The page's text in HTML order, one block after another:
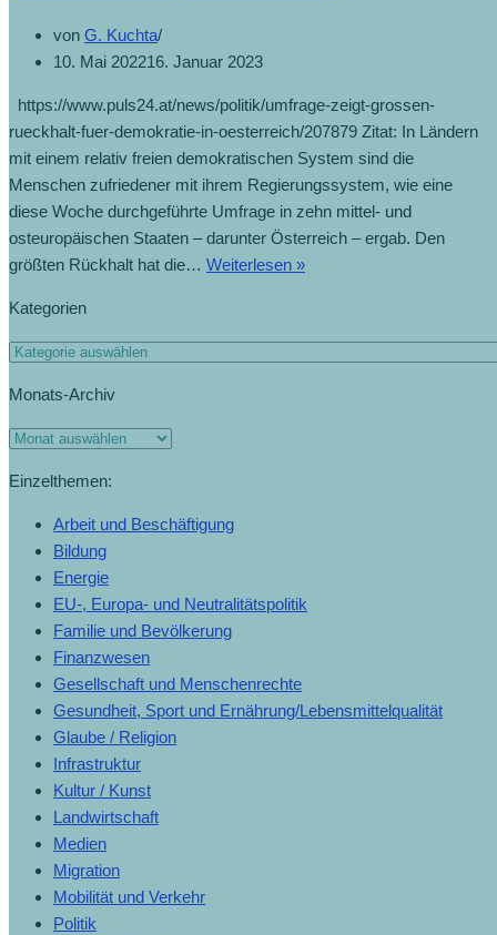
von G. Kuchta
10. Mai 202216. Januar 2023
https://www.puls24.at/news/politik/umfrage-zeigt-grossen-
rueckhalt-fuer-demokratie-in-oesterreich/207879 Zitat: In Ländern
mit einem relativ freien demokratischen System sind die
Menschen zufriedener mit ihrem Regierungssystem, wie eine
diese Woche durchgeführte Umfrage in zehn mittel- und
osteuropäischen Staaten – darunter Österreich – ergab. Den
größten Rückhalt hat die… Weiterlesen »
Kategorien
Monats-Archiv
Einzelthemen:
Arbeit und Beschäftigung
Bildung
Energie
EU-, Europa- und Neutralitätspolitik
Familie und Bevölkerung
Finanzwesen
Gesellschaft und Menschenrechte
Gesundheit, Sport und Ernährung/Lebensmittelqualität
Glaube / Religion
Infrastruktur
Kultur / Kunst
Landwirtschaft
Medien
Migration
Mobilität und Verkehr
Politik